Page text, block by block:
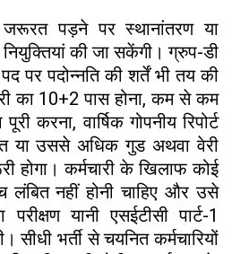
पड़ने पर स्थानांतरण या
की जा सकेंगी। ग्रुप-डी
पर पदोन्नति की शर्तें भी तय की
का 10+2 पास होना, कम से कम
करना, वार्षिक गोपनीय रिपोर्ट
या उससे अधिक गुड अथवा वेरी
होगा। कर्मचारी के खिलाफ कोई
लंबित नहीं होनी चाहिए और उसे
परीक्षण यानी एसईटीसी पार्ट-1
सीधी भर्ती से चयनित कर्मचारियों